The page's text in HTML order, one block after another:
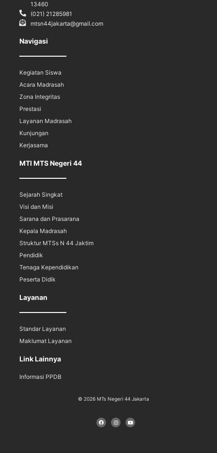
13460
(021) 21285981
mtsn44jakarta@gmail.com
Navigasi
Kegiatan Siswa
Acara Madrasah
Zona Integritas
Prestasi
Layanan Madrasah
Kunjungan
Kerjasama
MTI MTS Negeri 44
Sejarah Singkat
Visi dan Misi
Sarana dan Prasarana
Kepala Madrasah
Struktur MTSs N 44 Jaktim
Pendidik
Tenaga Kependidikan
Peserta Didik
Layanan
Standar Layanan
Maklumat Layanan
Link Lainnya
Informasi PPDB
© 2026 MTs Negeri 44 Jakarta